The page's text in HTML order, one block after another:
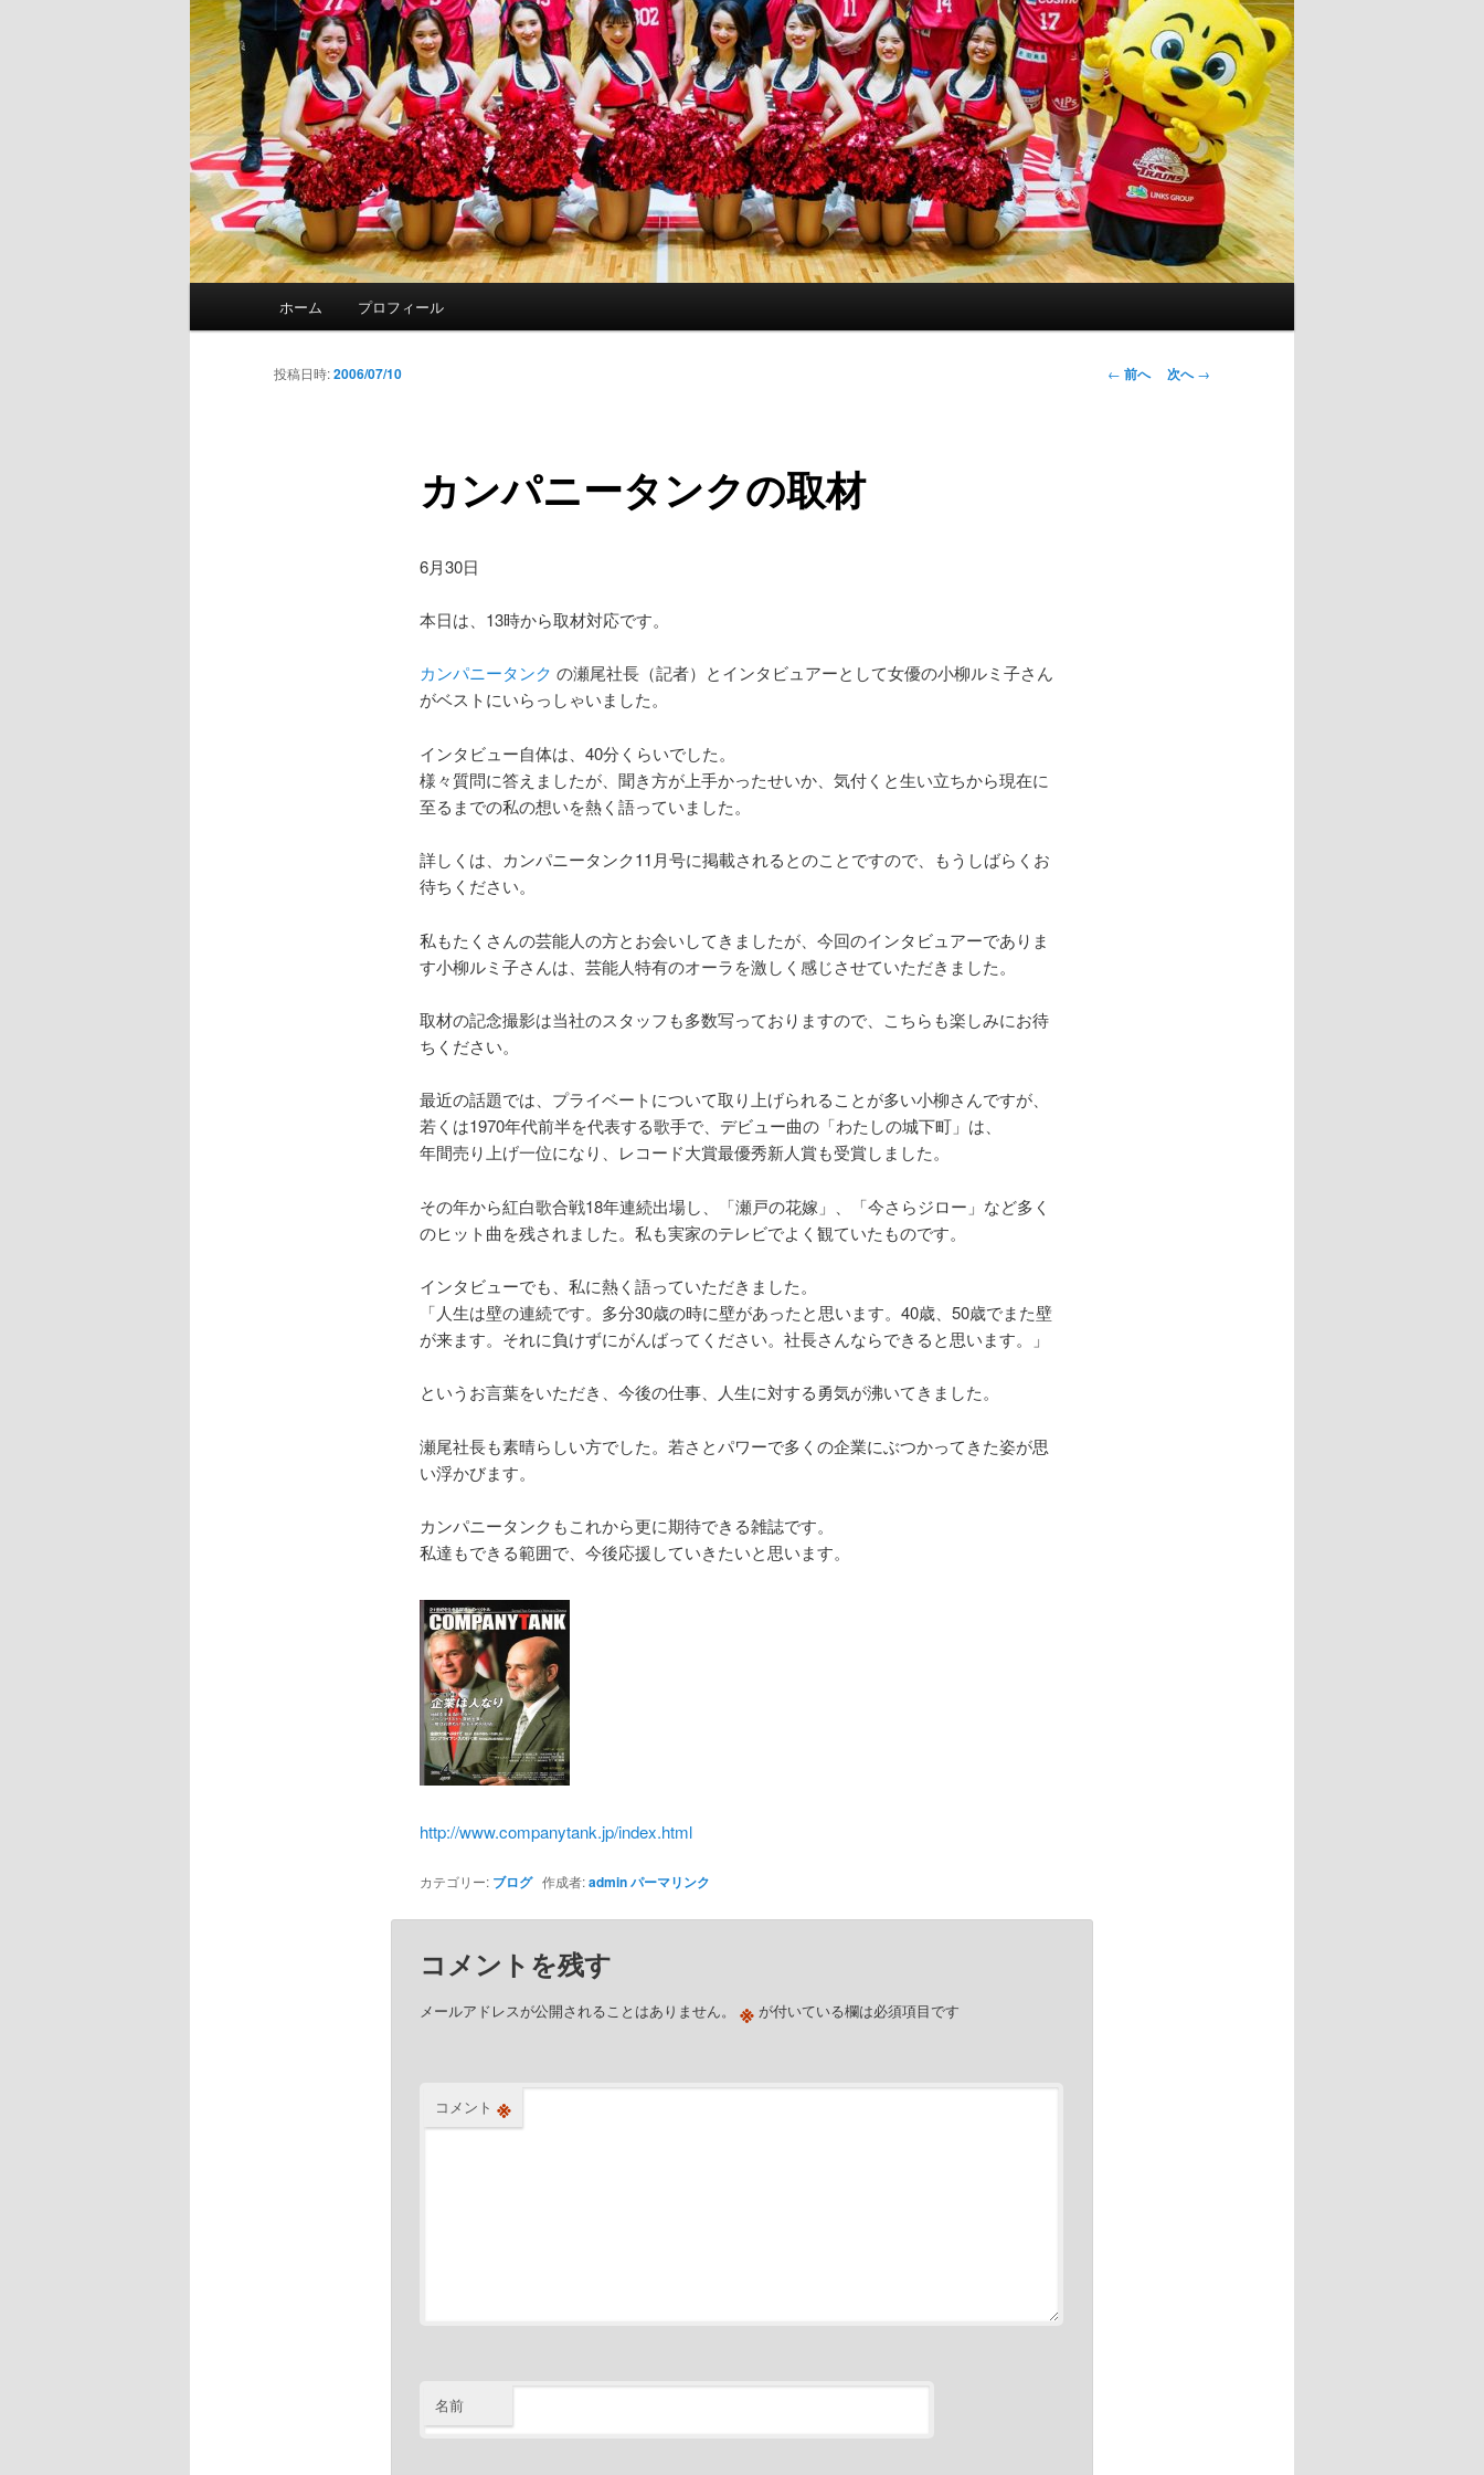
ホーム プロフィール
投
← 前へ 次へ→
カンパニータンクの取材
投稿日時:2006/07/10
6月30日
本日は、13時から取材対応です。
カンパニータンク の瀬尾社長（記者）とインタビュアーとして女優の小柳ルミ子さん
がベストにいらっしゃいました。
インタビュー自体は、40分くらいでした。
様々質問に答えましたが、聞き方が上手かったせいか、気付くと生い立ちから現在に
至るまでの私の想いを熱く語っていました。
詳しくは、カンパニータンク11月号に掲載されるとのことですので、もうしばらくお
待ちください。
私もたくさんの芸能人の方とお会いしてきましたが、今回のインタビュアーでありま
す小柳ルミ子さんは、芸能人特有のオーラを激しく感じさせていただきました。
取材の記念撮影は当社のスタッフも多数写っておりますので、こちらも楽しみにお待
ちください。
最近の話題では、プライベートについて取り上げられることが多い小柳さんですが、
若くは1970年代前半を代表する歌手で、デビュー曲の「わたしの城下町」は、
年間売り上げ一位になり、レコード大賞最優秀新人賞も受賞しました。
その年から紅白歌合戦18年連続出場し、「瀬戸の花嫁」、「今さらジロー」など多く
のヒット曲を残されました。私も実家のテレビでよく観ていたものです。
インタビューでも、私に熱く語っていただきました。
「人生は壁の連続です。多分30歳の時に壁があったと思います。40歳、50歳でまた壁
が来ます。それに負けずにがんばってください。社長さんならできると思います。」
というお言葉をいただき、今後の仕事、人生に対する勇気が沸いてきました。
瀬尾社長も素晴らしい方でした。若さとパワーで多くの企業にぶつかってきた姿が思
い浮かびます。
カンパニータンクもこれから更に期待できる雑誌です。
私達もできる範囲で、今後応援していきたいと思います。
http://www.companytank.jp/index.html
カテゴリー: ブログ作成者:adminパーマリンク
コメントを残す
メールアドレスが公開されることはありません。 ※が付いている欄は必須項目です
コメント ※
名前